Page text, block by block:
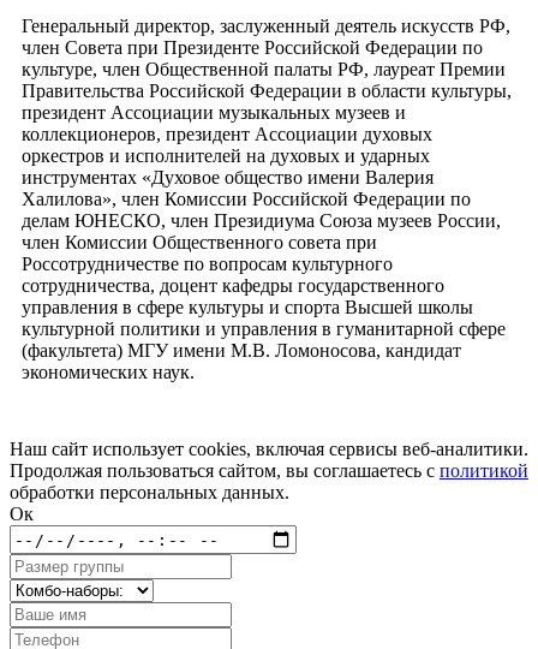
Генеральный директор, заслуженный деятель искусств РФ,
член Совета при Президенте Российской Федерации по
культуре, член Общественной палаты РФ, лауреат Премии
Правительства Российской Федерации в области культуры,
президент Ассоциации музыкальных музеев и
коллекционеров, президент Ассоциации духовых
оркестров и исполнителей на духовых и ударных
инструментах «Духовое общество имени Валерия
Халилова», член Комиссии Российской Федерации по
делам ЮНЕСКО, член Президиума Союза музеев России,
член Комиссии Общественного совета при
Россотрудничестве по вопросам культурного
сотрудничества, доцент кафедры государственного
управления в сфере культуры и спорта Высшей школы
культурной политики и управления в гуманитарной сфере
(факультета) МГУ имени М.В. Ломоносова, кандидат
экономических наук.
Наш сайт использует cookies, включая сервисы веб-аналитики.
Продолжая пользоваться сайтом, вы соглашаетесь с политикой
обработки персональных данных.
Ок